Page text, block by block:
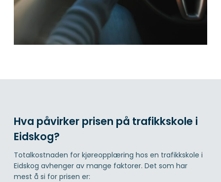
Hva påvirker prisen på trafikkskole i
Eidskog?
Totalkostnaden for kjøreopplæring hos en trafikkskole i
Eidskog avhenger av mange faktorer. Det som har
mest å si for prisen er: